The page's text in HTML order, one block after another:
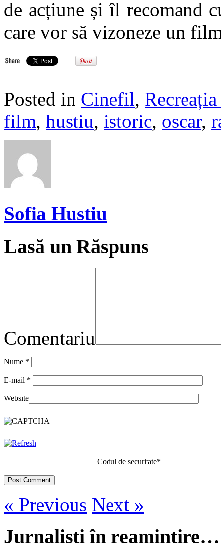
de acțiune și îl recomand
care vor să vizoneze un
Posted in Cinefil,
film, hustiu, istoric, oscar,
Sofia Hustiu
Lasă un Răspuns
Comentariu
Nume *
E-mail *
Website
Codul de securitate*
« Previous Next »
Jurnalisti în reamintire…